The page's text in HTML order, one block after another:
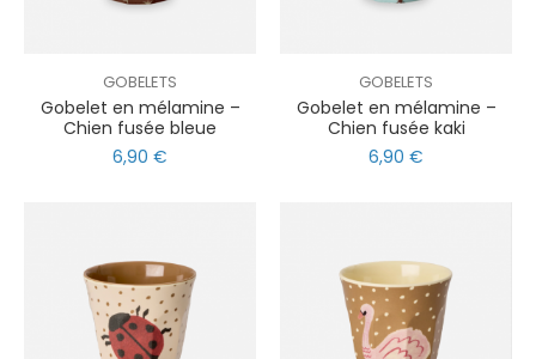
GOBELETS
Gobelet en mélamine –
Chien fusée bleue
6,90 €
GOBELETS
Gobelet en mélamine –
Chien fusée kaki
6,90 €